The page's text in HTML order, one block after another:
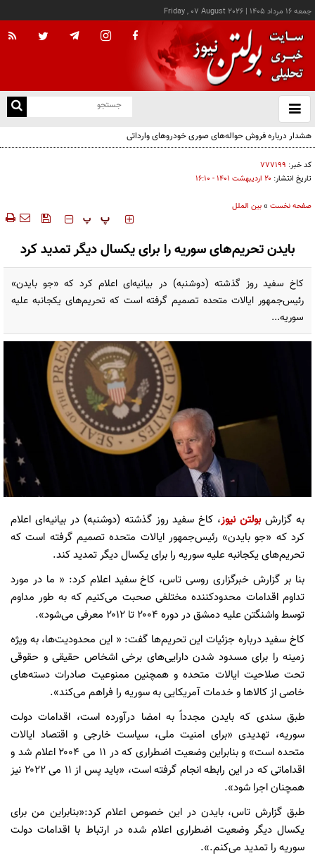
جمعه ۱۶ مرداد ۱۴۰۵ |
Friday , 07 August 2026
باز
و
کد خبر: ۷۷۷۱۹۹
تاریخ انتشار: ۲۰ ارديبهشت ۱۴۰۱ - ۱۶:۱۰
صفحه نخست »بین الملل
‍‍‍ پ پ
بایدن تحریم‌های سوریه را برای یکسال دیگر تمدید کرد
کاخ سفید روز گذشته (دوشنبه) در بیانیه‌ای اعلام کرد که «جو بایدن»
رئیس‌جمهور ایالات متحده تصمیم گرفته است که تحریم‌های یکجانبه علیه
سوریه...
به گزارشبولتن نیوز، کاخ سفید روز گذشته (دوشنبه) در بیانیه‌ای اعلام
کرد که «جو بایدن» رئیس‌جمهور ایالات متحده تصمیم گرفته است که
تحریم‌های یکجانبه علیه سوریه را برای یکسال دیگر تمدید کند.
بنا بر گزارش خبرگزاری روسی تاس، کاخ سفید اعلام کرد: « ما در مورد
تداوم اقدامات محدودکننده مختلفی صحبت می‌کنیم که به طور مداوم
توسط واشنگتن علیه دمشق در دوره ۲۰۰۴ تا ۲۰۱۲ معرفی می‌شود».
کاخ سفید درباره جزئیات این تحریم‌ها گفت: « این محدودیت‌ها، به ‌ویژه
زمینه را برای مسدود شدن دارایی‌های برخی اشخاص حقیقی و حقوقی
تحت صلاحیت ایالات متحده و همچنین ممنوعیت صادرات دسته‌های
خاصی از کالاها و خدمات آمریکایی به سوریه را فراهم می‌کند».
طبق سندی که بایدن مجدداً به امضا درآورده است، اقدامات دولت
سوریه، تهدیدی «برای امنیت ملی، سیاست خارجی و اقتصاد ایالات
متحده است» و بنابراین وضعیت اضطراری که در ۱۱ می ۲۰۰۴ اعلام شد و
اقداماتی که در این رابطه انجام گرفته است، «باید پس از ۱۱ می ۲۰۲۲ نیز
همچنان اجرا شود».
طبق گزارش تاس، بایدن در این خصوص اعلام کرد:‌«بنابراین من برای
یکسال دیگر وضعیت اضطراری اعلام شده در ارتباط با اقدامات دولت
سوریه را تمدید می‌کنم.».